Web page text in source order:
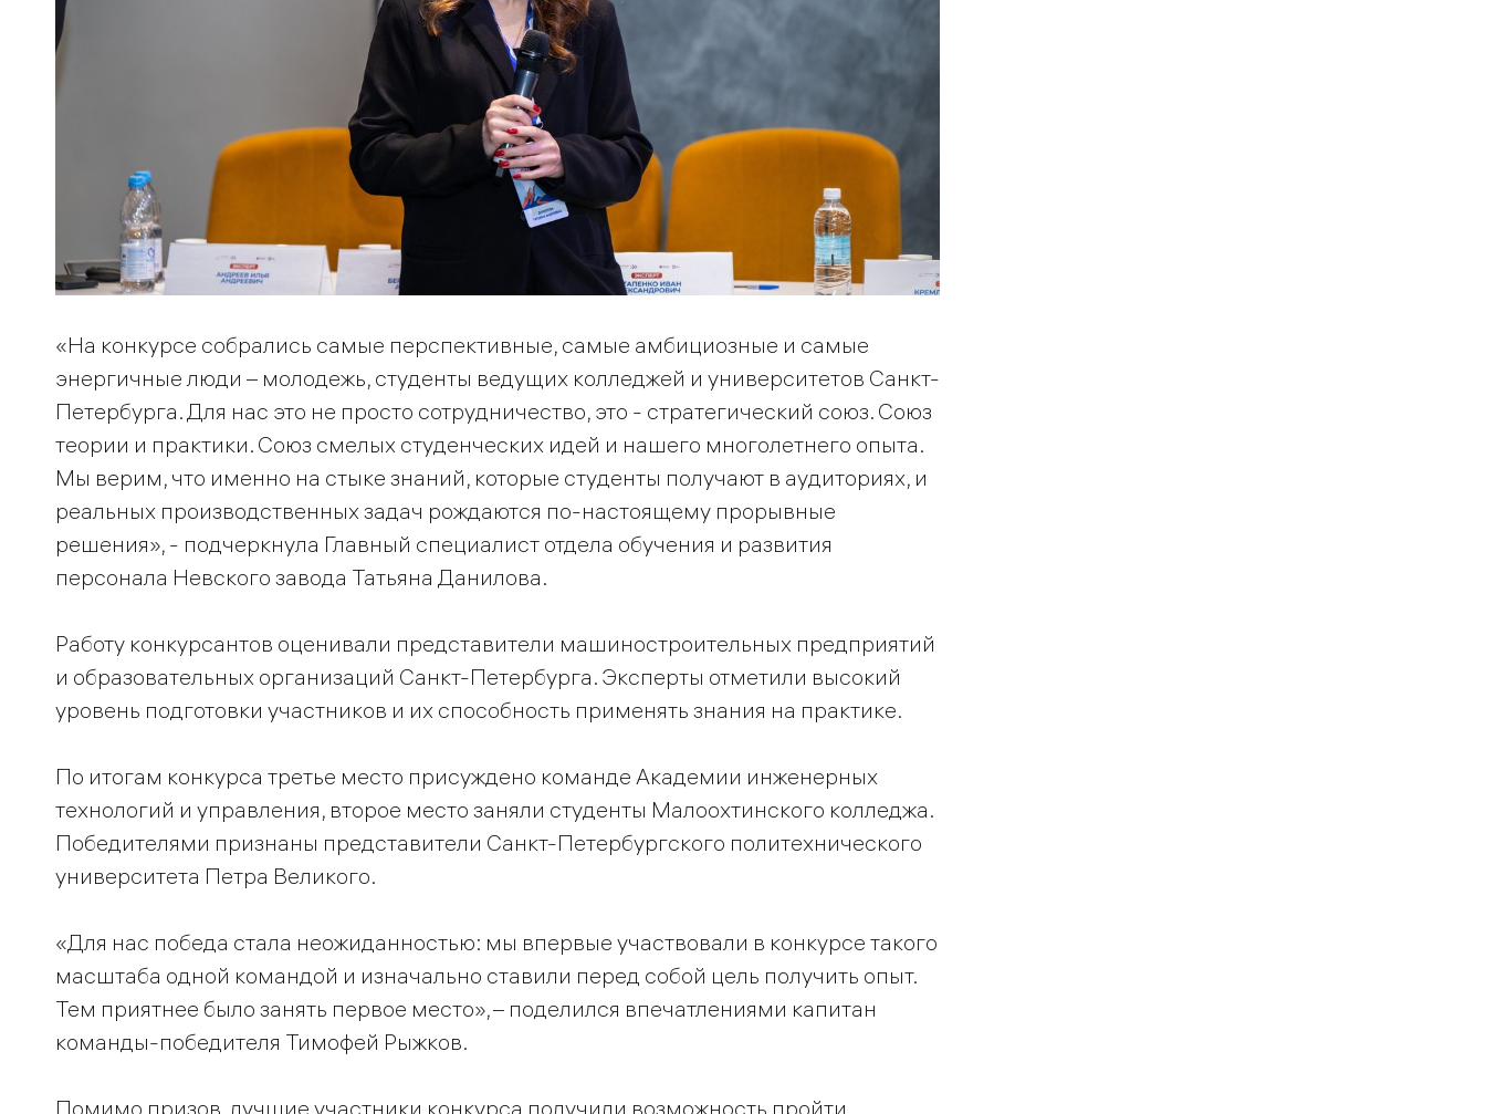
«На конкурсе собрались самые перспективные, самые амбициозные и самые
энергичные люди – молодежь, студенты ведущих колледжей и университетов Санкт-
Петербурга. Для нас это не просто сотрудничество, это - стратегический союз. Союз
теории и практики. Союз смелых студенческих идей и нашего многолетнего опыта.
Мы верим, что именно на стыке знаний, которые студенты получают в аудиториях, и
реальных производственных задач рождаются по-настоящему прорывные
решения», - подчеркнула Главный специалист отдела обучения и развития
персонала Невского завода Татьяна Данилова.
Работу конкурсантов оценивали представители машиностроительных предприятий
и образовательных организаций Санкт-Петербурга. Эксперты отметили высокий
уровень подготовки участников и их способность применять знания на практике.
По итогам конкурса третье место присуждено команде Академии инженерных
технологий и управления, второе место заняли студенты Малоохтинского колледжа.
Победителями признаны представители Санкт-Петербургского политехнического
университета Петра Великого.
«Для нас победа стала неожиданностью: мы впервые участвовали в конкурсе такого
масштаба одной командой и изначально ставили перед собой цель получить опыт.
Тем приятнее было занять первое место», – поделился впечатлениями капитан
команды-победителя Тимофей Рыжков.
Помимо призов, лучшие участники конкурса получили возможность пройти